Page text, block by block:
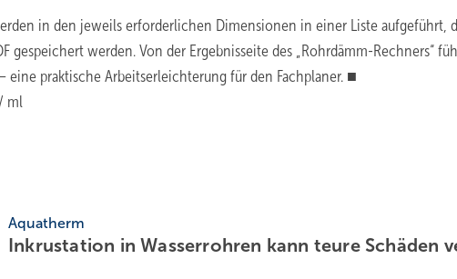
in den jeweils erforderlichen Dimensionen in einer Liste aufgeführt,
gespeichert werden. Von der Ergebnisseite des „Rohrdämm-Rechners“
eine praktische Arbeitserleichterung für den Fachplaner. ■
/ ml
Aquatherm
Inkrustation in Wasserrohren kann teure Schäden